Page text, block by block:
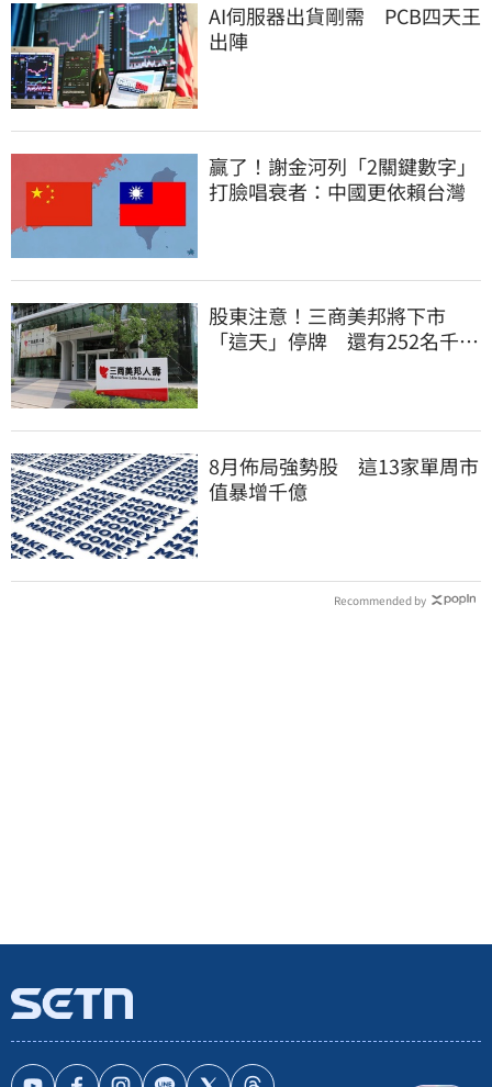
AI伺服器出貨剛需 PCB四天王
出陣
贏了！謝金河列「2關鍵數字」
打臉唱衰者：中國更依賴台灣
股東注意！三商美邦將下市
「這天」停牌 還有252名千張
8月佈局強勢股 這13家單周市
值暴增千億
Recommended by